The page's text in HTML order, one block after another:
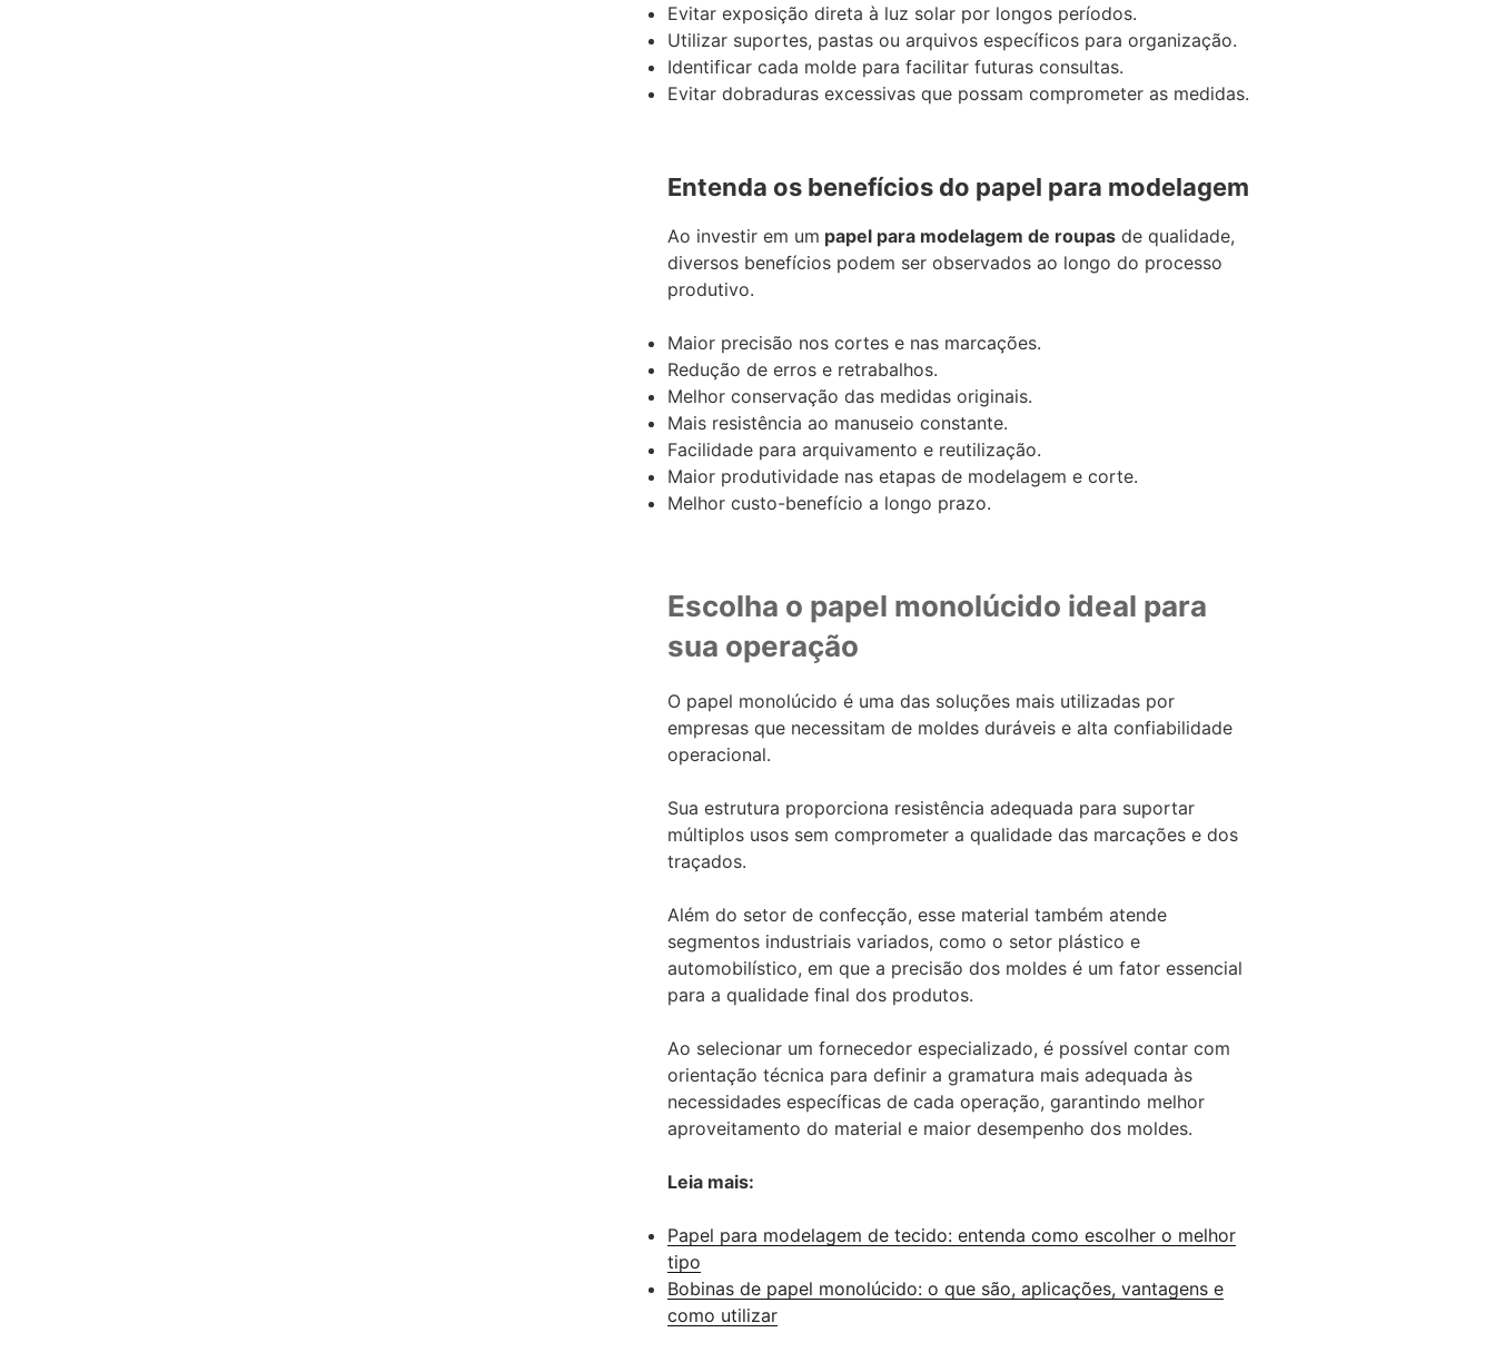
Evitar exposição direta à luz solar por longos períodos.
Utilizar suportes, pastas ou arquivos específicos para organização.
Identificar cada molde para facilitar futuras consultas.
Evitar dobraduras excessivas que possam comprometer as medidas.
Entenda os benefícios do papel para modelagem
Ao investir em um papel para modelagem de roupasde qualidade,
diversos benefícios podem ser observados ao longo do processo
produtivo.
Maior precisão nos cortes e nas marcações.
Redução de erros e retrabalhos.
Melhor conservação das medidas originais.
Mais resistência ao manuseio constante.
Facilidade para arquivamento e reutilização.
Maior produtividade nas etapas de modelagem e corte.
Melhor custo-benefício a longo prazo.
Escolha o papel monolúcido ideal para
sua operação
O papel monolúcido é uma das soluções mais utilizadas por
empresas que necessitam de moldes duráveis e alta confiabilidade
operacional.
Sua estrutura proporciona resistência adequada para suportar
múltiplos usos sem comprometer a qualidade das marcações e dos
traçados.
Além do setor de confecção, esse material também atende
segmentos industriais variados, como o setor plástico e
automobilístico, em que a precisão dos moldes é um fator essencial
para a qualidade final dos produtos.
Ao selecionar um fornecedor especializado, é possível contar com
orientação técnica para definir a gramatura mais adequada às
necessidades específicas de cada operação, garantindo melhor
aproveitamento do material e maior desempenho dos moldes.
Leia mais:
Papel para modelagem de tecido: entenda como escolher o melhor
tipo
Bobinas de papel monolúcido: o que são, aplicações, vantagens e
como utilizar